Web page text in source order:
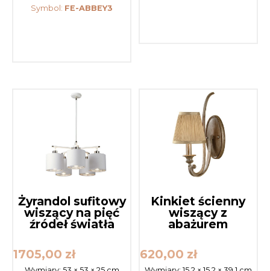
Symbol: FE-ABBEY3
Żyrandol sufitowy
wiszący na pięć
źródeł światła
1705,00 zł
Kinkiet ścienny
wiszący z
abażurem
620,00 zł